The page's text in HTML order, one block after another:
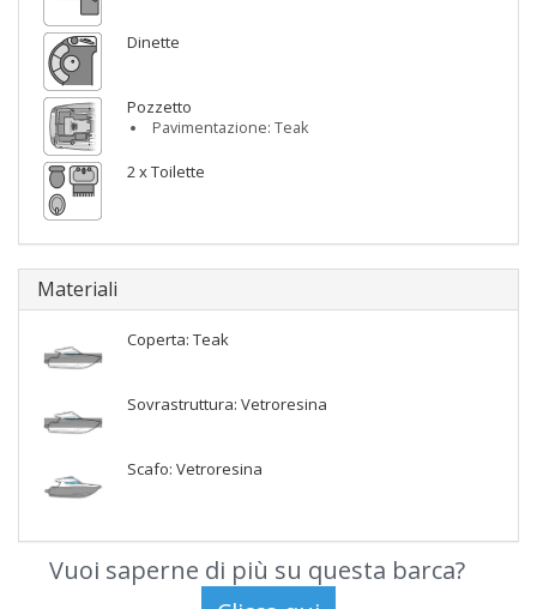
Dinette
Pozzetto
Pavimentazione: Teak
2 x Toilette
Materiali
Coperta: Teak
Sovrastruttura: Vetroresina
Scafo: Vetroresina
Vuoi saperne di più su questa barca?